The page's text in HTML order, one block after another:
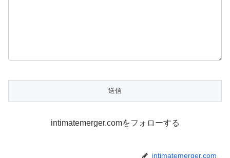
intimatemerger.comをフォローする
intimatemerger.com